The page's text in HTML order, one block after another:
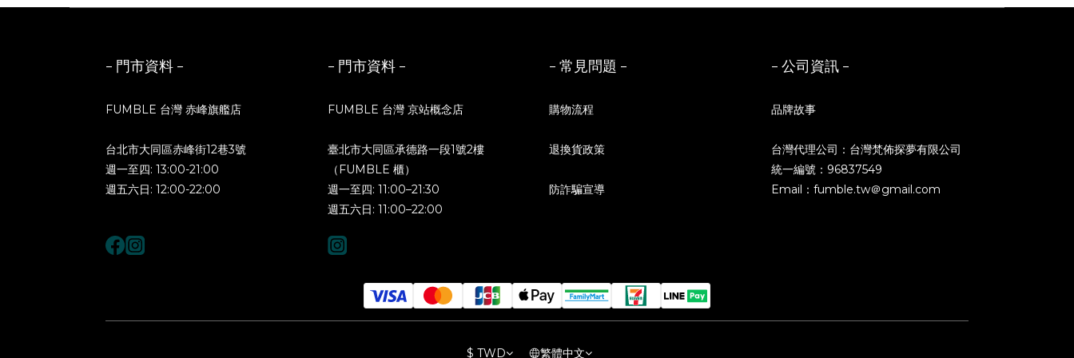
- 門市資料 -
FUMBLE 台灣 赤峰旗艦店
台北市大同區赤峰街12巷3號
週一至四: 13:00-21:00
週五六日: 12:00-22:00
- 門市資料 -
FUMBLE 台灣 京站概念店
臺北市大同區承德路一段1號2樓
（FUMBLE 櫃）
週一至四: 11:00–21:30
週五六日: 11:00–22:00
- 常見問題 -
購物流程
退換貨政策
防詐騙宣導
- 公司資訊 -
品牌故事
台灣代理公司：台灣梵佈探夢有限公司
統一編號：96837549
Email：fumble.tw＠gmail.com
$ TWD 繁體中文